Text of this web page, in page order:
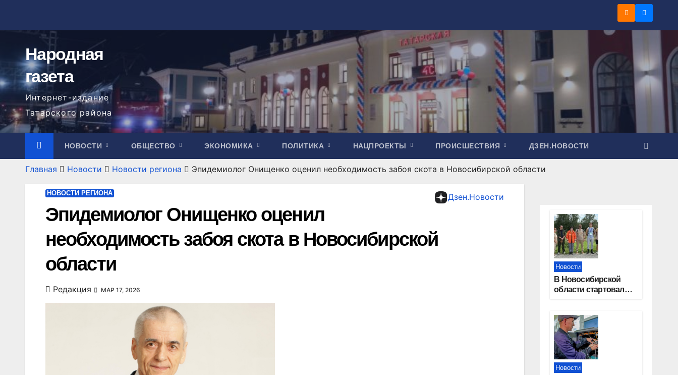
содержимому
Народная
газета
Интернет-издание
Татарского района
НОВОСТИ ОБЩЕСТВО ЭКОНОМИКА ПОЛИТИКА НАЦПРОЕКТЫ ПРОИСШЕСТВИЯ ДЗЕН.НОВОСТИ
Главная Новости Новости региона Эпидемиолог Онищенко оценил необходимость забоя скота в Новосибирской области
Дзен.Новости
НОВОСТИ РЕГИОНА
Эпидемиолог Онищенко оценил
необходимость забоя скота в Новосибирской
области
Редакция МАР 17, 2026
Новости
В Новосибирской
области стартовал
Новости